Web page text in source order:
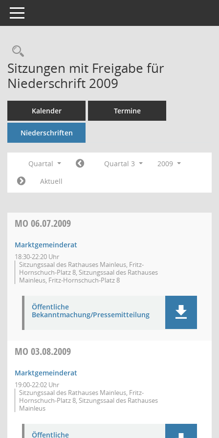
Toggle navigation
Rechercheauswahl
Sitzungen mit Freigabe für
Niederschrift 2009
Kalender Termine
Niederschriften
Quartal Quartal 3
2009
Aktuell
MO 06.07.2009
Marktgemeinderat
18:30-22:20 Uhr
Sitzungssaal des Rathauses Mainleus, Fritz-
Hornschuch-Platz 8, Sitzungssaal des Rathauses
Mainleus, Fritz-Hornschuch-Platz 8
Öffentliche
Bekanntmachung/Pressemitteilung
MO 03.08.2009
Marktgemeinderat
19:00-22:02 Uhr
Sitzungssaal des Rathauses Mainleus, Fritz-
Hornschuch-Platz 8, Sitzungssaal des Rathauses
Mainleus
Öffentliche